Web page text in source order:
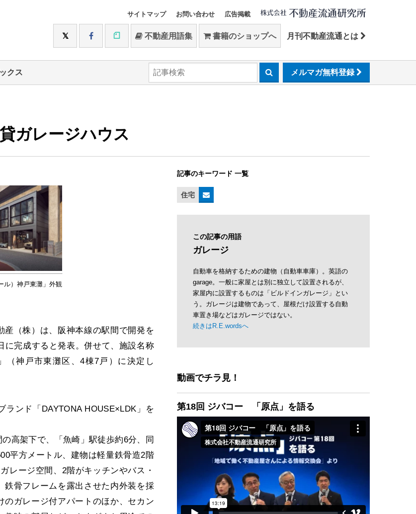
サイトマップ お問い合わせ 広告掲載
不動産用語集 書籍のショップへ 月刊不動産流通とは
クス メルマガ無料登録
ガレージハウス
ル）神戸東灘」外観
（株）は、阪神本線の駅間で開発を
に完成すると発表。併せて、施設名称
（神戸市東灘区、4棟7戸）に決定し
ンド「DAYTONA HOUSE×LDK」を
高架下で、「魚崎」駅徒歩約6分、同
平方メートル、建物は軽量鉄骨造2階
レージ空間、2階がキッチンやバス・
鉄骨フレームを露出させた内外装を採
ガレージ付アパートのほか、セカン
記事のキーワード 一覧
住宅
この記事の用語
ガレージ
自動車を格納するための建物（自動車車庫）。英語の
garage。一般に家屋とは別に独立して設置されるが、
家屋内に設置するものは「ビルドインガレージ」とい
う。ガレージは建物であって、屋根だけ設置する自動
車置き場などはガレージではない。
続きはR.E.wordsへ
動画でチラ見！
第18回 ジバコー 「原点」を語る